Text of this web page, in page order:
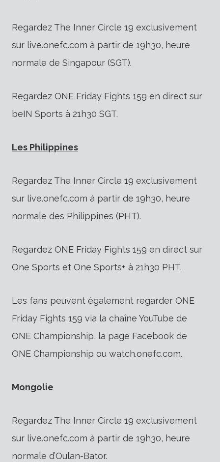
Regardez The Inner Circle 19 exclusivement
sur live.onefc.com à partir de 19h30, heure
normale de Singapour (SGT).
Regardez ONE Friday Fights 159 en direct sur
beIN Sports à 21h30 SGT.
Les Philippines
Regardez The Inner Circle 19 exclusivement
sur live.onefc.com à partir de 19h30, heure
normale des Philippines (PHT).
Regardez ONE Friday Fights 159 en direct sur
One Sports et One Sports+ à 21h30 PHT.
Les fans peuvent également regarder ONE
Friday Fights 159 via la chaîne YouTube de
ONE Championship, la page Facebook de
ONE Championship ou watch.onefc.com.
Mongolie
Regardez The Inner Circle 19 exclusivement
sur live.onefc.com à partir de 19h30, heure
normale d’Oulan-Bator.